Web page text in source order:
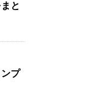
と
プ